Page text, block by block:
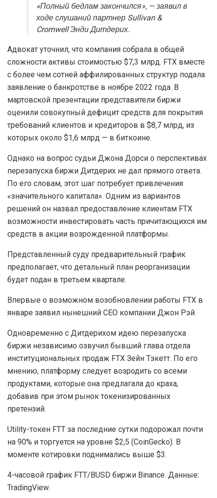
«Полный бедлам закончился», — заявил в
ходе слушаний партнер Sullivan &
Cromwell Энди Дитдерих.
Адвокат уточнил, что компания собрала в общей
сложности активы стоимостью $7,3 млрд. FTX вместе
с более чем сотней аффилированных структур подала
заявление о банкротстве в ноябре 2022 года. В
мартовской презентации представители биржи
оценили совокупный дефицит средств для покрытия
требований клиентов и кредиторов в $8,7 млрд, из
которых около $1,6 млрд — в биткоине.
Однако на вопрос судьи Джона Дорси о перспективах
перезапуска биржи Дитдерих не дал прямого ответа.
По его словам, этот шаг потребует привлечения
«значительного капитала». Одним из вариантов
решений он назвал предоставление клиентам FTX
возможности инвестировать часть причитающихся им
средств в акции возрожденной платформы.
Представленный суду предварительный график
предполагает, что детальный план реорганизации
будет подан в третьем квартале.
Впервые о возможном возобновлении работы FTX в
январе заявил нынешний CEO компании Джон Рэй.
Одновременно с Дитдерихом идею перезапуска
биржи независимо озвучил бывший глава отдела
институциональных продаж FTX Зейн Тэкетт. По его
мнению, платформу следует возродить со всеми
продуктами, которые она предлагала до краха,
добавив при этом рынок токенизированных
претензий.
Utility-токен FTT за последние сутки подорожал почти
на 90% и торгуется на уровне $2,5 (CoinGecko). В
моменте котировки поднимались выше $3.
4-часовой график FTT/BUSD биржи Binance. Данные:
TradingView.